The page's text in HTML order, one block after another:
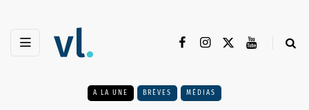
A LA UNE BRÈVES MÉDIAS